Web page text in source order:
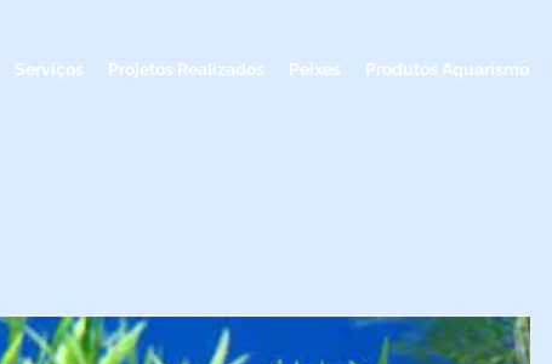
Serviços Projetos Realizados Peixes Produtos Aquarismo